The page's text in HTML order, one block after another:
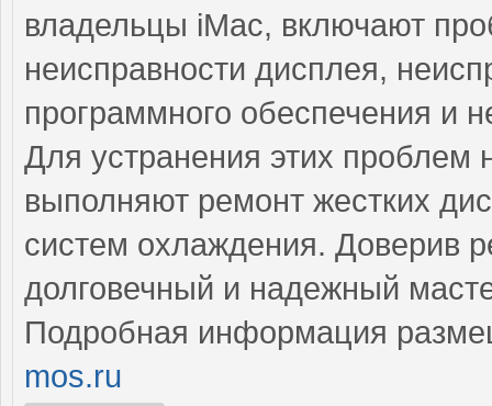
владельцы iMac, включают
неисправности дисплея,
программного обеспечения и
Для устранения этих
выполняют ремонт жестких
систем охлаждения. Доверив
долговечный и надежный
Подробная информация
mos.ru